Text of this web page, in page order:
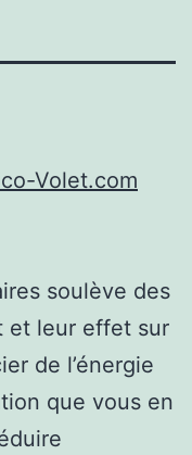
Volet.com
soulève des
et leur effet sur
de l’énergie
que vous en